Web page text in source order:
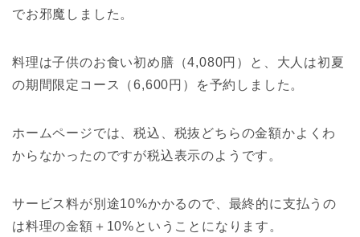
でお邪魔しました。
料理は子供のお食い初め膳（4,080円）と、大人は初夏
の期間限定コース（6,600円）を予約しました。
ホームページでは、税込、税抜どちらの金額かよくわ
からなかったのですが税込表示のようです。
サービス料が別途10%かかるので、最終的に支払うの
は料理の金額＋10%ということになります。